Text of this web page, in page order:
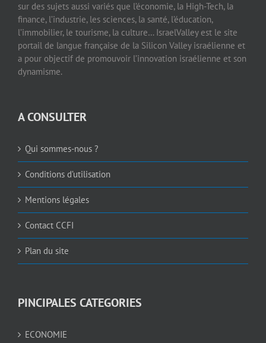
sur des sujets aussi variés que l’économie, la High-Tech, la
finance, l’industrie, les sciences, la santé, l’éducation,
l’immobilier, le tourisme, la culture… IsraelValley est le site
portail de langue française de la Silicon Valley israélienne et
a pour objectif de promouvoir l’innovation israélienne et son
dynamisme.
A CONSULTER
Qui sommes-nous ?
Conditions d’utilisation
Mentions légales
Contact CCFI
Plan du site
PINCIPALES CATEGORIES
ECONOMIE